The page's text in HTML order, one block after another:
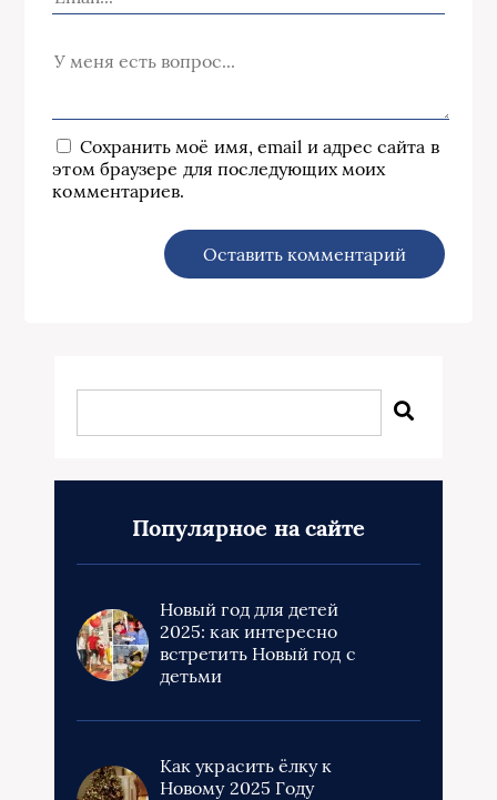
Сохранить моё имя, email и адрес сайта в
этом браузере для последующих моих
комментариев.
Популярное на сайте
Новый год для детей
2025: как интересно
встретить Новый год с
детьми
Как украсить ёлку к
Новому 2025 Году